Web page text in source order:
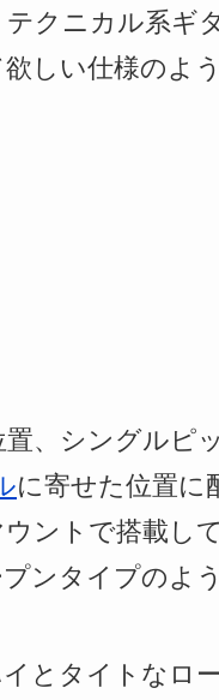
クニカル系ギ
しい仕様のよう
、シングルピ
に寄せた位置に
ントで搭載し
ンタイプのよう
とタイトなロ